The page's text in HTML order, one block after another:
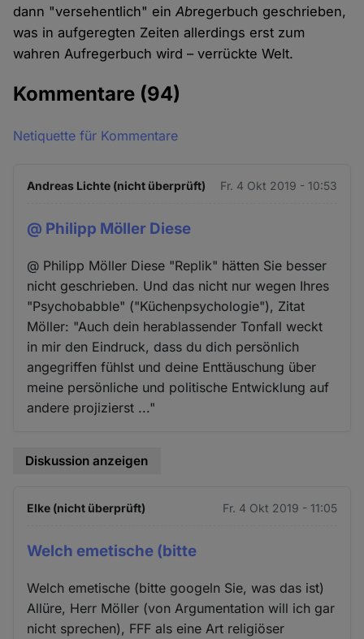
dann "versehentlich" einAbregerbuch geschrieben,
was in aufgeregten Zeiten allerdings erst zum
wahren Aufregerbuch wird – verrückte Welt.
Kommentare (94)
Netiquette für Kommentare
Andreas Lichte (nicht überprüft) Fr. 4 Okt 2019 - 10:53
@ Philipp Möller Diese
@ Philipp Möller Diese "Replik" hätten Sie besser
nicht geschrieben. Und das nicht nur wegen Ihres
"Psychobabble" ("Küchenpsychologie"), Zitat
Möller: "Auch dein herablassender Tonfall weckt
in mir den Eindruck, dass du dich persönlich
angegriffen fühlst und deine Enttäuschung über
meine persönliche und politische Entwicklung auf
andere projizierst ..."
Diskussion anzeigen
Elke (nicht überprüft) Fr. 4 Okt 2019 - 11:05
Welch emetische (bitte
Welch emetische (bitte googeln Sie, was das ist)
Allüre, Herr Möller (von Argumentation will ich gar
nicht sprechen), FFF als eine Art religiöser